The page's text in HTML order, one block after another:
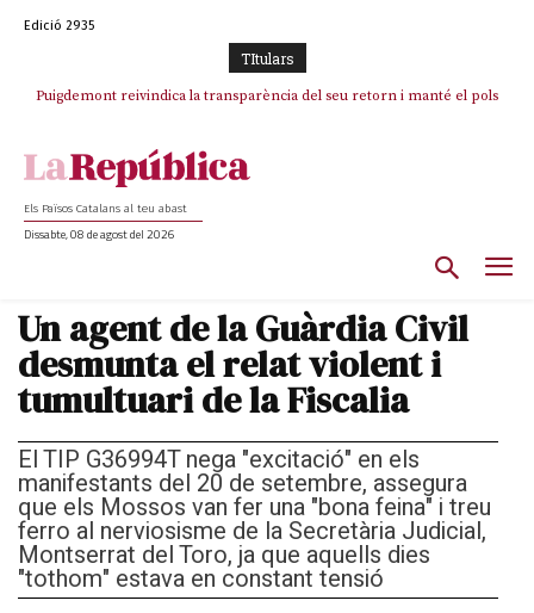
Edició 2935
TItulars
Puigdemont reivindica la transparència del seu retorn i manté el pols
Portugal acusa Espanya de provocar un “efecte crida” massiu per la seva
Els Països Catalans al teu abast
Dissabte, 08 de agost del 2026
Un agent de la Guàrdia Civil
desmunta el relat violent i
tumultuari de la Fiscalia
El TIP G36994T nega "excitació" en els
manifestants del 20 de setembre, assegura
que els Mossos van fer una "bona feina" i treu
ferro al nerviosisme de la Secretària Judicial,
Montserrat del Toro, ja que aquells dies
"tothom" estava en constant tensió